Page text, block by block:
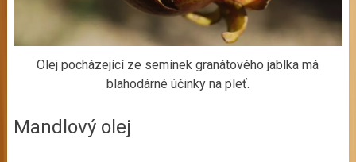
Olej pocházející ze semínek granátového jablka má
blahodárné účinky na pleť.
Mandlový olej